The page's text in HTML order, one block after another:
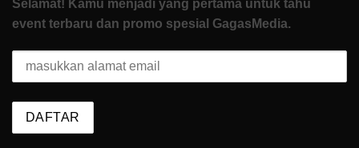
Selamat! Kamu menjadi yang pertama untuk tahu
event terbaru dan promo spesial GagasMedia.